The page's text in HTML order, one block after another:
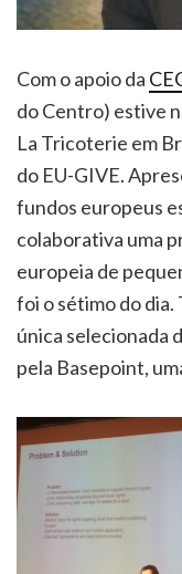
Com o apoio da
do Centro) estive
La Tricoterie em
do EU-GIVE.
fundos europeus
colaborativa uma
europeia de
foi o sétimo do dia.
única selecionada
pela Basepoint,